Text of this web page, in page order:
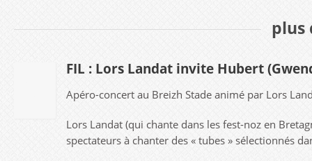
plus
FIL : Lors Landat invite Hubert
Apéro-concert au Breizh Stade animé par Lors
Lors Landat (qui chante dans les fest-noz en
spectateurs à chanter des « tubes » sélectionnés